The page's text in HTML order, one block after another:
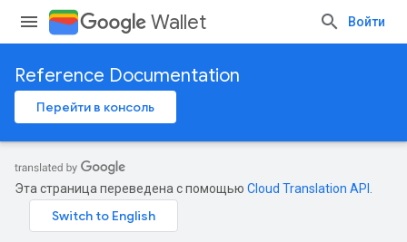
Wallet Войти
Reference Documentation
Перейти в консоль
Эта страница переведена с помощью Cloud Translation API